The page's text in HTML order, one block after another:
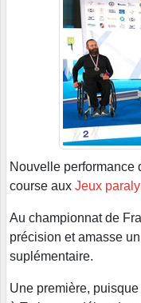
Nouvelle performance
course aux Jeux
Au championnat de
précision et amasse
suplémentaire.
Une première,